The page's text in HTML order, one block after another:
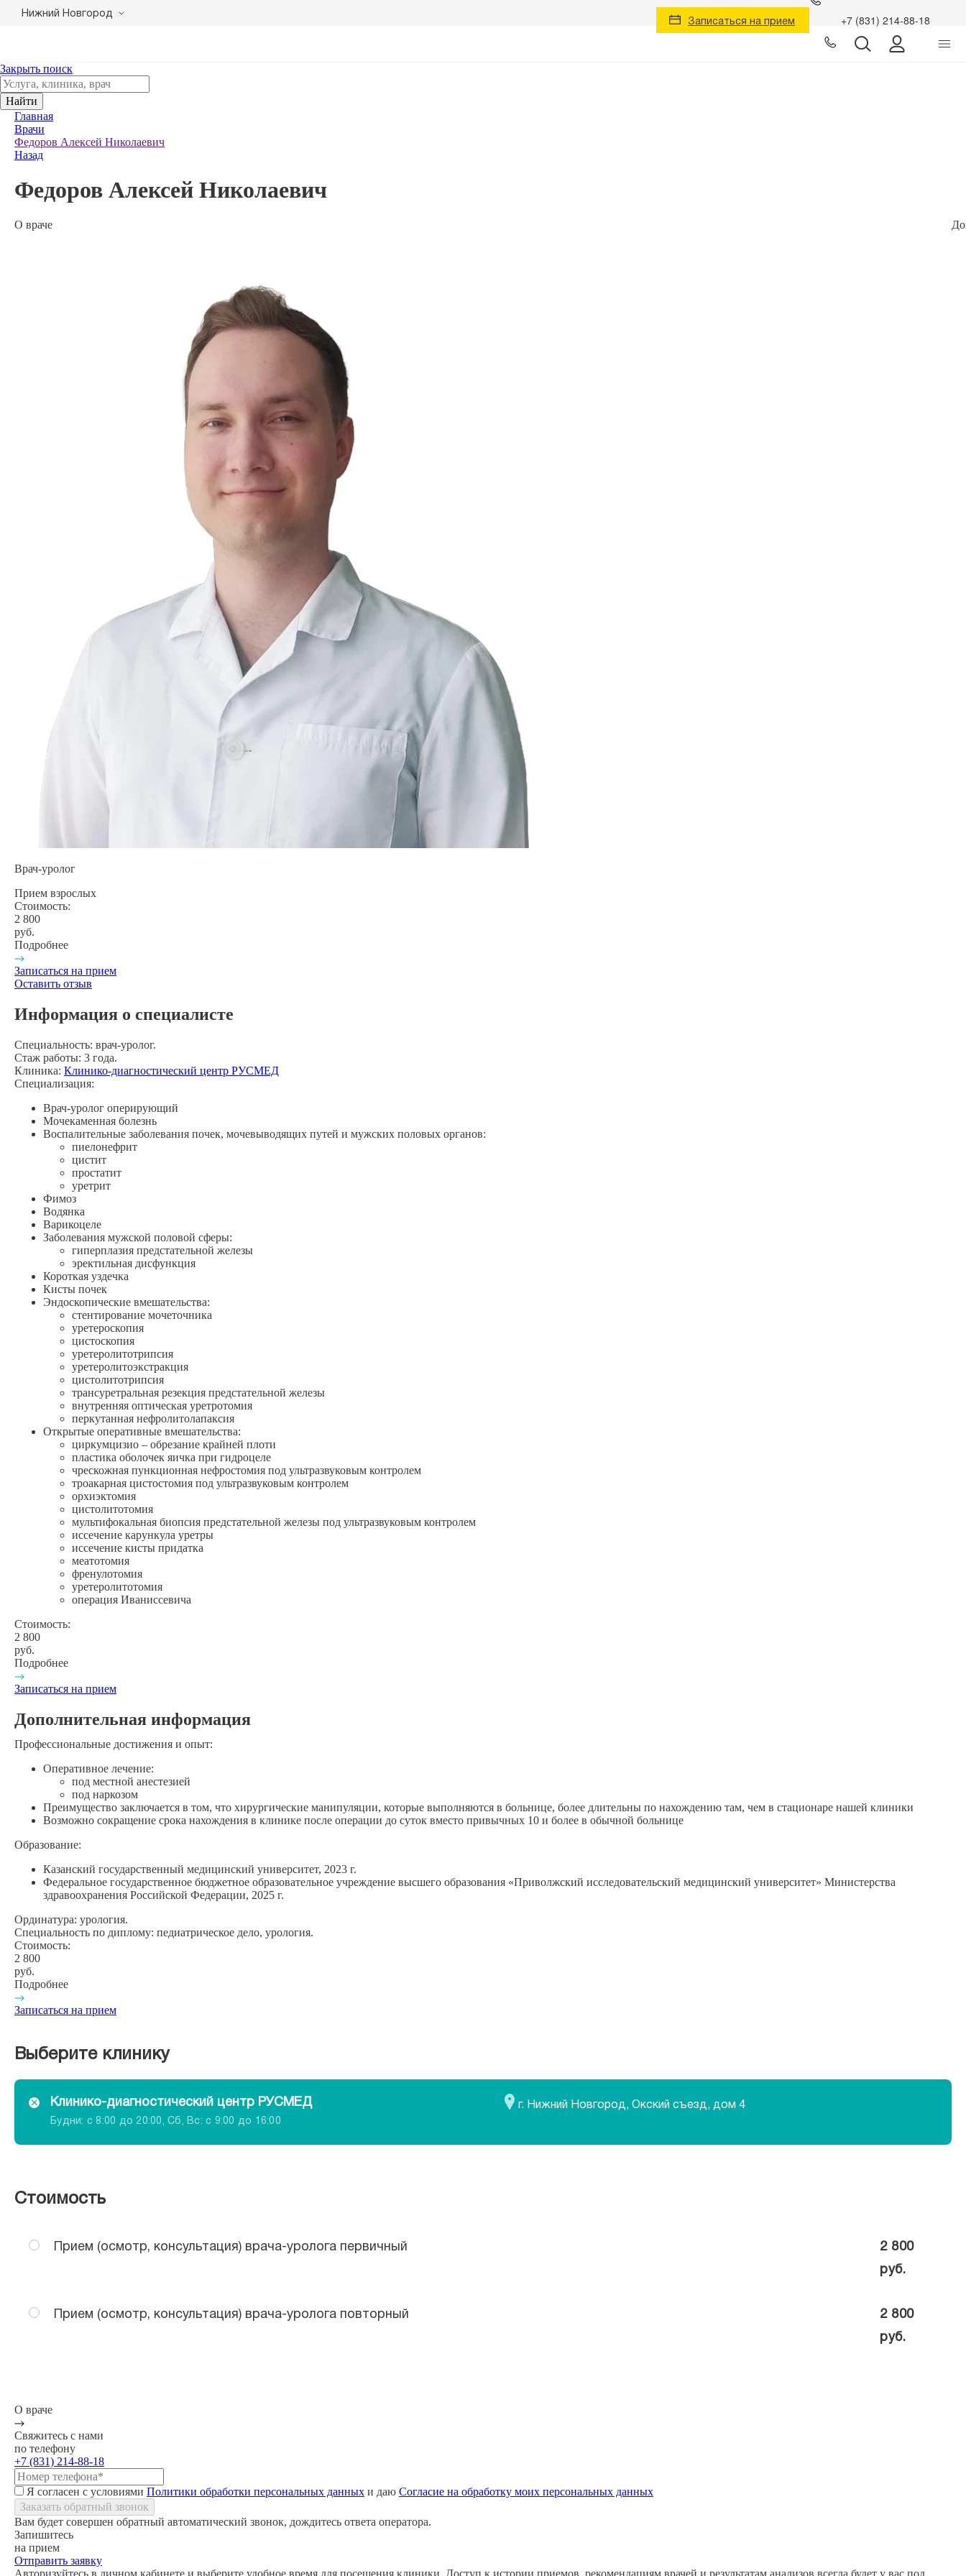
Нижний Новгород Записаться на прием +7 (831) 214-88-18
Личный
Закрыть поиск
Найти
Главная
Врачи
Федоров Алексей Николаевич
Назад
Федоров Алексей Николаевич
О враче
Врач-уролог
Прием взрослых
Стоимость:
2 800
руб.
Подробнее
Записаться на прием
Оставить отзыв
Информация о специалисте
Специальность: врач-уролог.
Стаж работы: 3 года.
Клиника: Клинико-диагностический центр РУСМЕД
Специализация:
Врач-уролог оперирующий
Мочекаменная болезнь
Воспалительные заболевания почек, мочевыводящих путей и мужских половых органов:
пиелонефрит
цистит
простатит
уретрит
Фимоз
Водянка
Варикоцеле
Заболевания мужской половой сферы:
гиперплазия предстательной железы
эректильная дисфункция
Короткая уздечка
Кисты почек
Эндоскопические вмешательства:
стентирование мочеточника
уретероскопия
цистоскопия
уретеролитотрипсия
уретеролитоэкстракция
цистолитотрипсия
трансуретральная резекция предстательной железы
внутренняя оптическая уретротомия
перкутанная нефролитолапаксия
Открытые оперативные вмешательства:
циркумцизио – обрезание крайней плоти
пластика оболочек яичка при гидроцеле
чрескожная пункционная нефростомия под ультразвуковым контролем
троакарная цистостомия под ультразвуковым контролем
орхиэктомия
цистолитотомия
мультифокальная биопсия предстательной железы под ультразвуковым контролем
иссечение карункула уретры
иссечение кисты придатка
меатотомия
френулотомия
уретеролитотомия
операция Иваниссевича
Стоимость:
2 800
руб.
Подробнее
Записаться на прием
Дополнительная информация
Профессиональные достижения и опыт:
Оперативное лечение:
под местной анестезией
под наркозом
Преимущество заключается в том, что хирургические манипуляции, которые выполняются в больнице, более длительны по нахождению там, чем в стационаре нашей клиники
Возможно сокращение срока нахождения в клинике после операции до суток вместо привычных 10 и более в обычной больнице
Образование:
Казанский государственный медицинский университет, 2023 г.
Федеральное государственное бюджетное образовательное учреждение высшего образования «Приволжский исследовательский медицинский университет» Министерства
здравоохранения Российской Федерации, 2025 г.
Ординатура: урология.
Специальность по диплому: педиатрическое дело, урология.
Стоимость:
2 800
руб.
Подробнее
Записаться на прием
Выберите клинику
Клинико-диагностический центр РУСМЕД
Будни: c 8:00 до 20:00, Сб, Вс: c 9:00 до 16:00
г. Нижний Новгород, Окский съезд, дом 4
Стоимость
Прием (осмотр, консультация) врача-уролога первичный
2 800
руб.
Прием (осмотр, консультация) врача-уролога повторный
2 800
руб.
О враче
Свяжитесь с нами
по телефону
+7 (831) 214-88-18
Я согласен с условиями Политики обработки персональных данных и даю Согласие на обработку моих персональных данных
Заказать обратный звонок
Вам будет совершен обратный автоматический звонок, дождитесь ответа оператора.
Запишитесь
на прием
Отправить заявку
Авторизуйтесь в личном кабинете и выберите удобное время для посещения клиники. Доступ к истории приемов, рекомендациям врачей и результатам анализов всегда будет у вас под